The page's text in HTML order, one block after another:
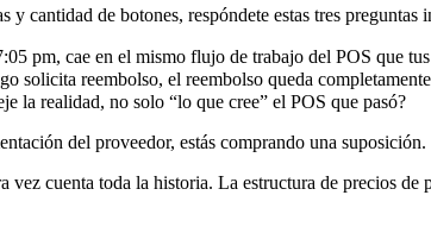
cantidad de botones, respóndete estas tres preguntas
pm, cae en el mismo flujo de trabajo del POS que
solicita reembolso, el reembolso queda
la realidad, no solo “lo que cree” el POS que pasó?
del proveedor, estás comprando una suposición.
vez cuenta toda la historia. La estructura de precios